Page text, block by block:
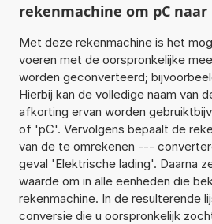
rekenmachine om pC
Met deze rekenmachine is het
voeren met de oorspronkelijke
worden geconverteerd;
Hierbij kan de volledige naam van
afkorting ervan worden
of 'pC'. Vervolgens bepaalt de
van de te omrekenen ---
geval 'Elektrische lading'. Daarna
waarde om in alle eenheden die
rekenmachine. In de resulterende
conversie die u oorspronkelijk